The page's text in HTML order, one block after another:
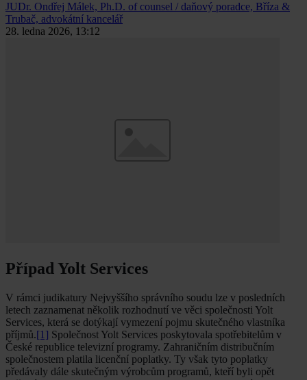
JUDr. Ondřej Málek, Ph.D. of counsel / daňový poradce, Bříza &
Trubač, advokátní kancelář
28. ledna 2026, 13:12
Případ Yolt Services
V rámci judikatury Nejvyššího správního soudu lze v posledních
letech zaznamenat několik rozhodnutí ve věci společnosti Yolt
Services, která se dotýkají vymezení pojmu skutečného vlastníka
příjmů.[1] Společnost Yolt Services poskytovala spotřebitelům v
České republice televizní programy. Zahraničním distribučním
společnostem platila licenční poplatky. Ty však tyto poplatky
předávaly dále skutečným výrobcům programů, kteří byli opět